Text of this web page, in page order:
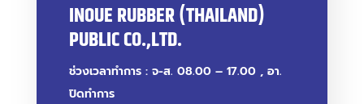
INOUE RUBBER (THAILAND)
PUBLIC CO.,LTD.
ช่วงเวลาทำการ : จ-ส. 08.00 – 17.00 , อา.
ปิดทำการ